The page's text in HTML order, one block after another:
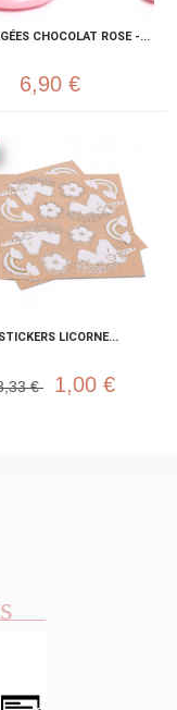
CHOCOLAT ROSE -...
6,90 €
LICORNE...
€ 1,00 €